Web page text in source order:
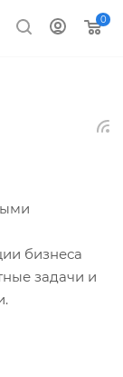
0
бизнеса
задачи и